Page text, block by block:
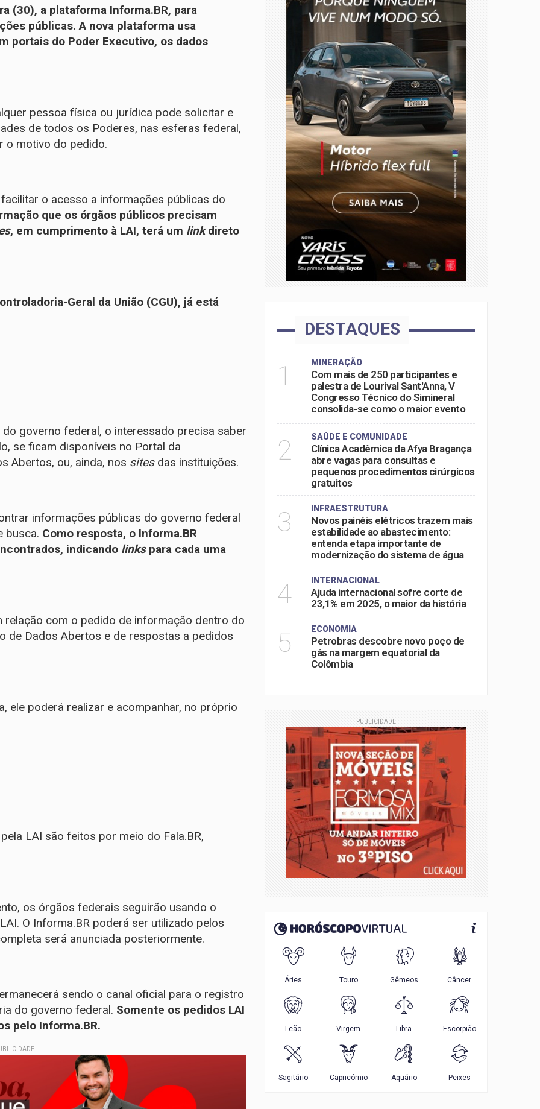
(30), a plataforma Informa.BR, para
públicas. A nova plataforma usa
portais do Poder Executivo, os dados
pessoa física ou jurídica pode solicitar e
de todos os Poderes, nas esferas federal,
o motivo do pedido.
o acesso a informações públicas do
que os órgãos públicos precisam
, em cumprimento à LAI, terá um linkdireto
Geral da União (CGU), já está
governo federal, o interessado precisa saber
se ficam disponíveis no Portal da
Abertos, ou, ainda, nos sitesdas instituições.
informações públicas do governo federal
busca. Como resposta, o Informa.BR
indicando linkspara cada uma
com o pedido de informação dentro do
de Dados Abertos e de respostas a pedidos
ele poderá realizar e acompanhar, no próprio
LAI são feitos por meio do Fala.BR,
os órgãos federais seguirão usando o
O Informa.BR poderá ser utilizado pelos
será anunciada posteriormente.
sendo o canal oficial para o registro
do governo federal. Somente os pedidos LAI
pelo Informa.BR.
DESTAQUES
1 MINERAÇÃO
Com mais de 250 participantes e
palestra de Lourival Sant'Anna, V
Congresso Técnico do Simineral
consolida-se como o maior evento
do setor mineral na região
2 SAÚDE E COMUNIDADE
Clínica Acadêmica da Afya Bragança
abre vagas para consultas e
pequenos procedimentos cirúrgicos
gratuitos
3 INFRAESTRUTURA
Novos painéis elétricos trazem mais
estabilidade ao abastecimento:
entenda etapa importante de
modernização do sistema de água
4 INTERNACIONAL
Ajuda internacional sofre corte de
23,1% em 2025, o maior da história
5 ECONOMIA
Petrobras descobre novo poço de
gás na margem equatorial da
Colômbia
PUBLICIDADE